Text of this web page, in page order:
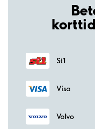
St1
Visa
Volvo